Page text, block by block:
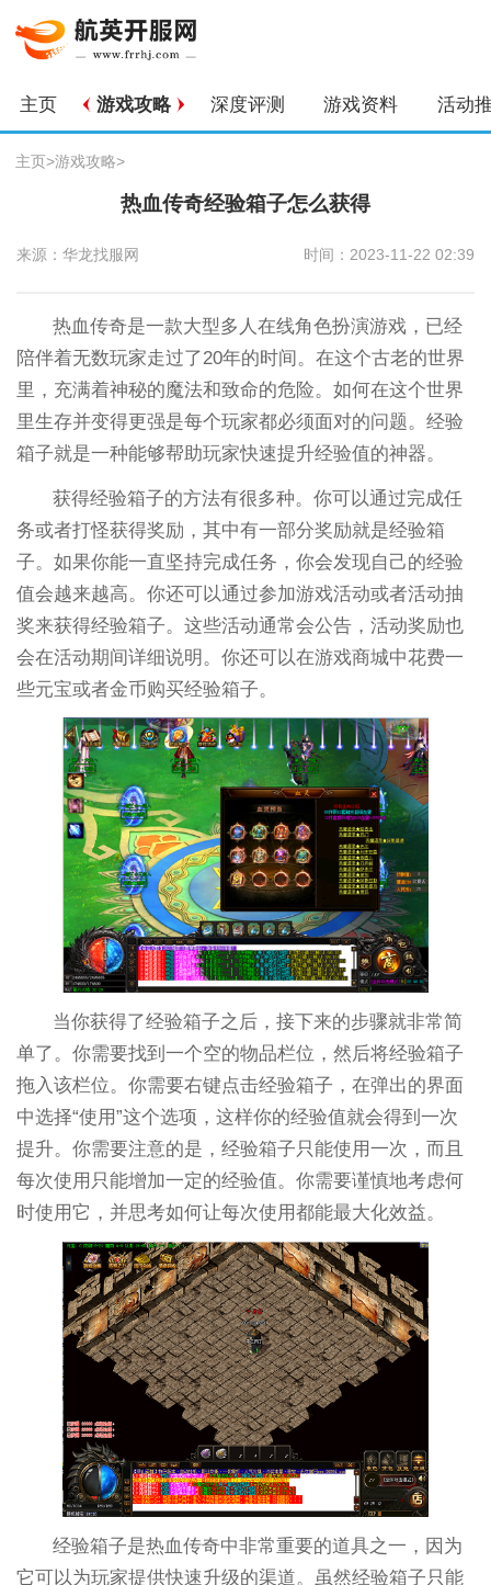
主页 游戏攻略 深度评测 游戏资料 活动
主页>游戏攻略>
热血传奇经验箱子怎么获得
来源：华龙找服网 时间：2023-11-22 02:39
热血传奇是一款大型多人在线角色扮演游戏，已经
陪伴着无数玩家走过了20年的时间。在这个古老的世界
里，充满着神秘的魔法和致命的危险。如何在这个世界
里生存并变得更强是每个玩家都必须面对的问题。经验
箱子就是一种能够帮助玩家快速提升经验值的神器。
获得经验箱子的方法有很多种。你可以通过完成任
务或者打怪获得奖励，其中有一部分奖励就是经验箱
子。如果你能一直坚持完成任务，你会发现自己的经验
值会越来越高。你还可以通过参加游戏活动或者活动抽
奖来获得经验箱子。这些活动通常会公告，活动奖励也
会在活动期间详细说明。你还可以在游戏商城中花费一
些元宝或者金币购买经验箱子。
当你获得了经验箱子之后，接下来的步骤就非常简
单了。你需要找到一个空的物品栏位，然后将经验箱子
拖入该栏位。你需要右键点击经验箱子，在弹出的界面
中选择“使用”这个选项，这样你的经验值就会得到一次
提升。你需要注意的是，经验箱子只能使用一次，而且
每次使用只能增加一定的经验值。你需要谨慎地考虑何
时使用它，并思考如何让每次使用都能最大化效益。
经验箱子是热血传奇中非常重要的道具之一，因为
它可以为玩家提供快速升级的渠道。虽然经验箱子只能